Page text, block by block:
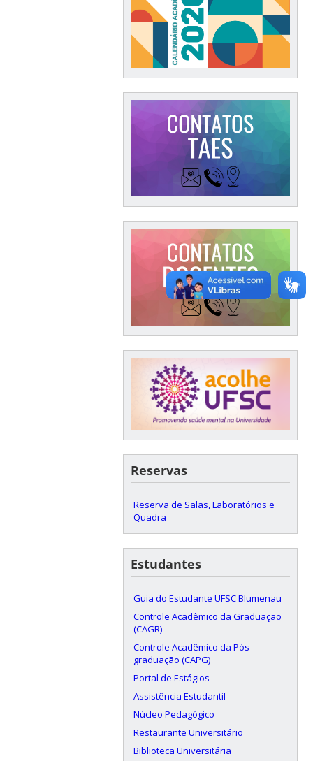
Reservas
Reserva de Salas, Laboratórios e
Quadra
Estudantes
Guia do Estudante UFSC Blumenau
Controle Acadêmico da Graduação
(CAGR)
Controle Acadêmico da Pós-
graduação (CAPG)
Portal de Estágios
Assistência Estudantil
Núcleo Pedagógico
Restaurante Universitário
Biblioteca Universitária